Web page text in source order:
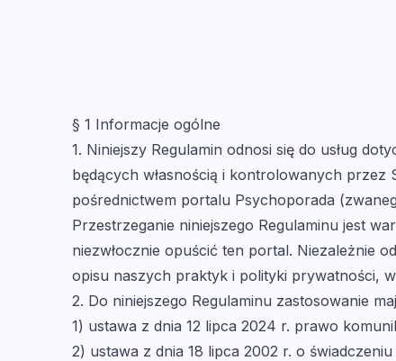
§ 1 Informacje ogólne
1. Niniejszy Regulamin odnosi się do usług
będących własnością i kontrolowanych przez
pośrednictwem portalu Psychoporada
Przestrzeganie niniejszego Regulaminu jest
niezwłocznie opuścić ten portal. Niezależnie
opisu naszych praktyk i polityki prywatności,
2. Do niniejszego Regulaminu zastosowanie
1) ustawa z dnia 12 lipca 2024 r. prawo
2) ustawa z dnia 18 lipca 2002 r. o